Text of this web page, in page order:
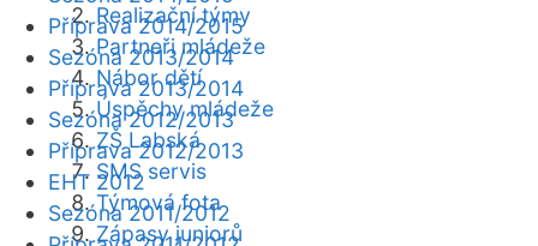
Realizační týmy
Partneři mládeže
Nábor dětí
Úspěchy mládeže
ZŠ Labská
SMS servis
Týmová fota
Zápasy juniorů
Příprava 2014/2015
Sezóna 2013/2014
Příprava 2013/2014
Sezóna 2012/2013
Příprava 2012/2013
EHT 2012
Sezóna 2011/2012